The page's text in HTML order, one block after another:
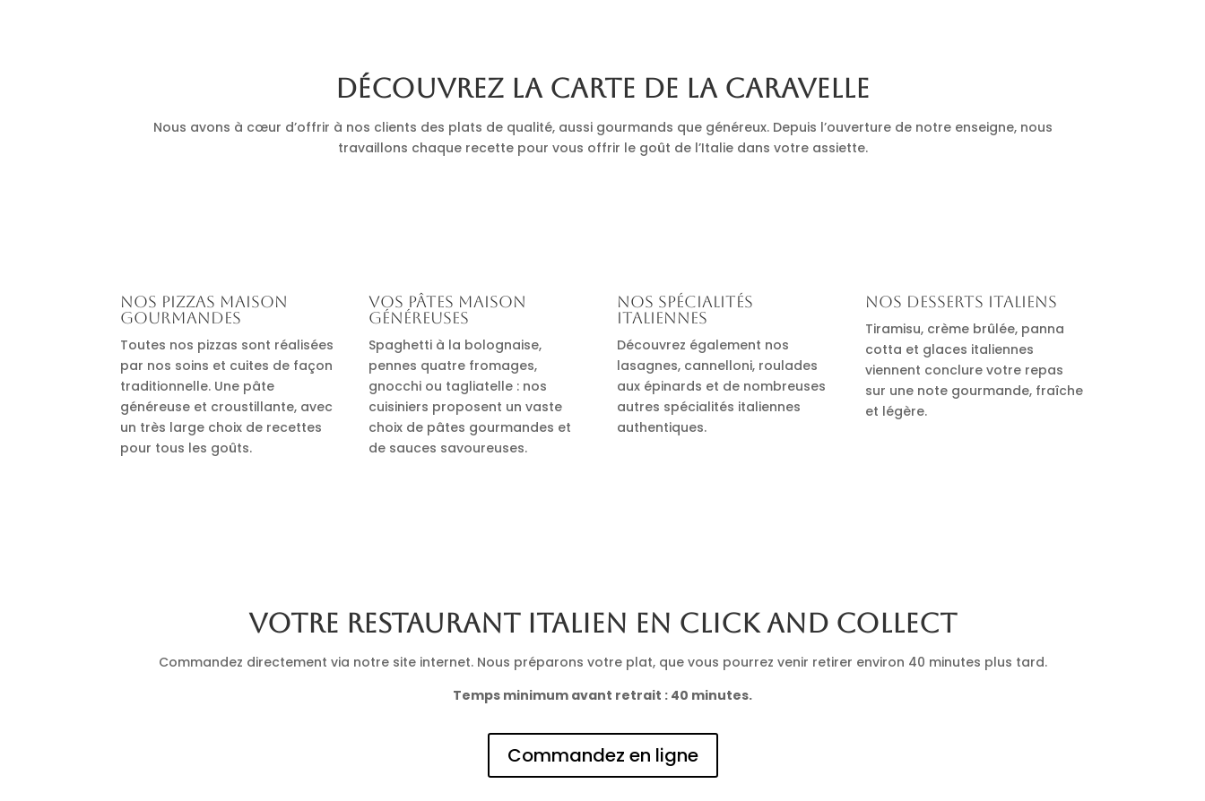
Découvrez la carte de La Caravelle
Nous avons à cœur d’offrir à nos clients des plats de qualité, aussi gourmands que généreux. Depuis l’ouverture de notre enseigne, nous
travaillons chaque recette pour vous offrir le goût de l’Italie dans votre assiette.
Nos pizzas maison
gourmandes
Toutes nos pizzas sont réalisées
par nos soins et cuites de façon
traditionnelle. Une pâte
généreuse et croustillante, avec
un très large choix de recettes
pour tous les goûts.
Vos pâtes maison
généreuses
Spaghetti à la bolognaise,
pennes quatre fromages,
gnocchi ou tagliatelle : nos
cuisiniers proposent un vaste
choix de pâtes gourmandes et
de sauces savoureuses.
Nos spécialités
italiennes
Découvrez également nos
lasagnes, cannelloni, roulades
aux épinards et de nombreuses
autres spécialités italiennes
authentiques.
Nos desserts italiens
Tiramisu, crème brûlée, panna
cotta et glaces italiennes
viennent conclure votre repas
sur une note gourmande, fraîche
et légère.
Votre restaurant italien en click and collect
Commandez directement via notre site internet. Nous préparons votre plat, que vous pourrez venir retirer environ 40 minutes plus tard.
Temps minimum avant retrait : 40 minutes.
Commandez en ligne